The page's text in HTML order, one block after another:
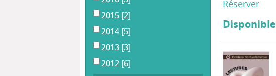
Réserver
Disponible
2015 [2]
2014 [5]
2013 [3]
2012 [6]